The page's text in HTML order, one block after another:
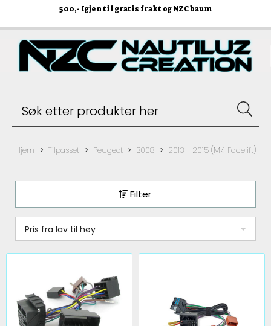
500,- Igjen til gratis frakt og NZC baum
Hjem Tilpasset Peugeot 3008 2013 - 2015 (Mk1 Facelift)
Filter
Pris fra lav til høy